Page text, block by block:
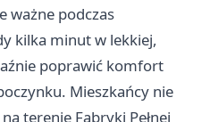
ważne podczas
kilka minut w lekkiej,
poprawić komfort
Mieszkańcy nie
terenie Fabryki Pełnej